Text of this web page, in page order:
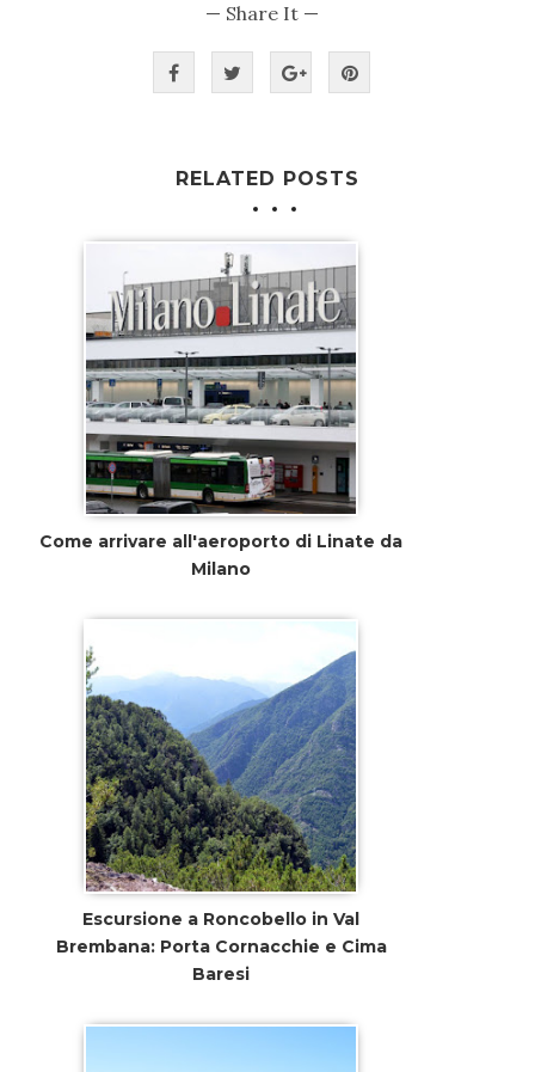
— Share It —
RELATED POSTS
Come arrivare all'aeroporto di Linate da
Milano
Escursione a Roncobello in Val
Brembana: Porta Cornacchie e Cima
Baresi